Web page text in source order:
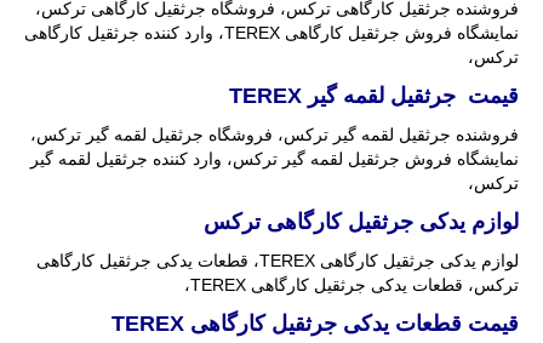
فروشنده جرثقیل کارگاهی ترکس، فروشگاه جرثقیل کارگاهی ترکس،
نمایشگاه فروش جرثقیل کارگاهی TEREX، وارد کننده جرثقیل کارگاهی
ترکس،
قیمت جرثقیل لقمه گیر TEREX
فروشنده جرثقیل لقمه گیر ترکس، فروشگاه جرثقیل لقمه گیر ترکس،
نمایشگاه فروش جرثقیل لقمه گیر ترکس، وارد کننده جرثقیل لقمه گیر
ترکس،
لوازم یدکی جرثقیل کارگاهی ترکس
لوازم یدکی جرثقیل کارگاهی TEREX، قطعات یدکی جرثقیل کارگاهی
ترکس، قطعات یدکی جرثقیل کارگاهی TEREX،
قیمت قطعات یدکی جرثقیل کارگاهی TEREX